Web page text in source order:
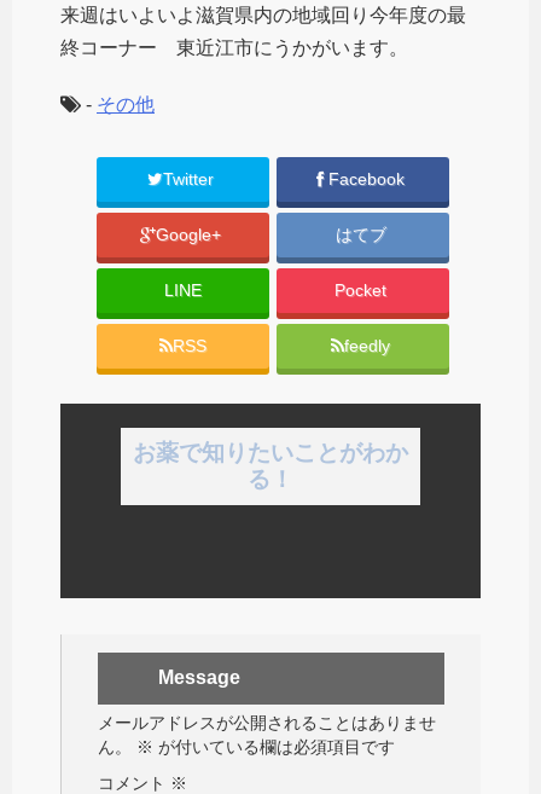
来週はいよいよ滋賀県内の地域回り今年度の最
終コーナー 東近江市にうかがいます。
- その他
Twitter Facebook
Google+ はてブ
LINE Pocket
RSS feedly
お薬で知りたいことがわか
る！
Message
メールアドレスが公開されることはありませ
ん。
※ が付いている欄は必須項目です
コメント ※